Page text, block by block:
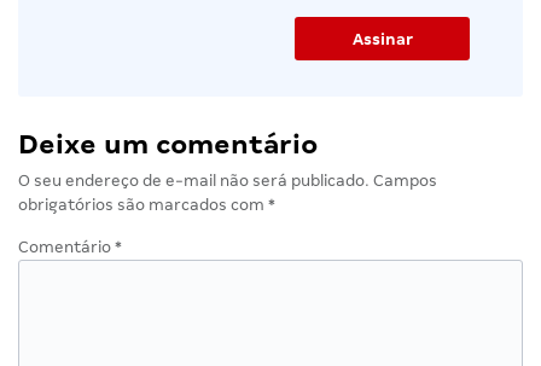
Deixe um comentário
O seu endereço de e-mail não será publicado. Campos
obrigatórios são marcados com *
Comentário *